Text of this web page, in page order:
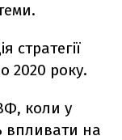
стратегії
2020 року.
коли у
впливати на